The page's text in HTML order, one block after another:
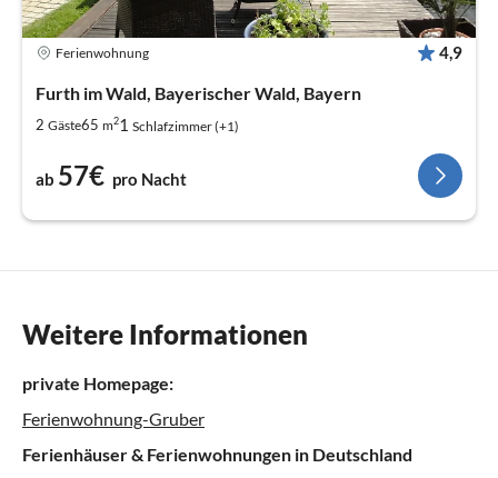
Ferienwohnung 4,9
Furth im Wald, Bayerischer Wald, Bayern
2 Gäste65 m21 Schlafzimmer (+1)
ab 57€ pro Nacht
Weitere Informationen
private Homepage:
Ferienwohnung-Gruber
Ferienhäuser & Ferienwohnungen in Deutschland